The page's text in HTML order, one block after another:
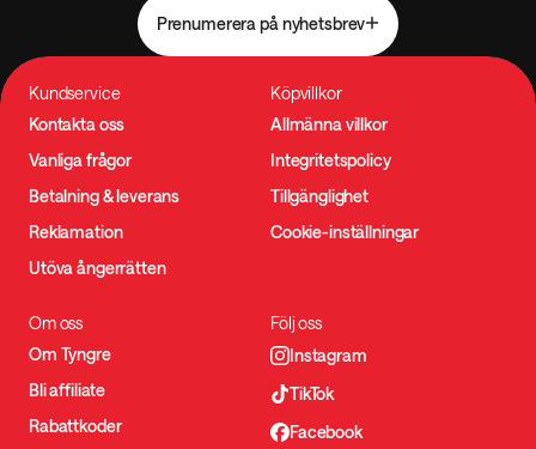
Prenumerera på nyhetsbrev
Kundservice
Kontakta oss
Vanliga frågor
Betalning & leverans
Reklamation
Utöva ångerrätten
Köpvillkor
Allmänna villkor
Integritetspolicy
Tillgänglighet
Cookie-inställningar
Om oss
Om Tyngre
Bli affiliate
Rabattkoder
Följ oss
Instagram
TikTok
Facebook